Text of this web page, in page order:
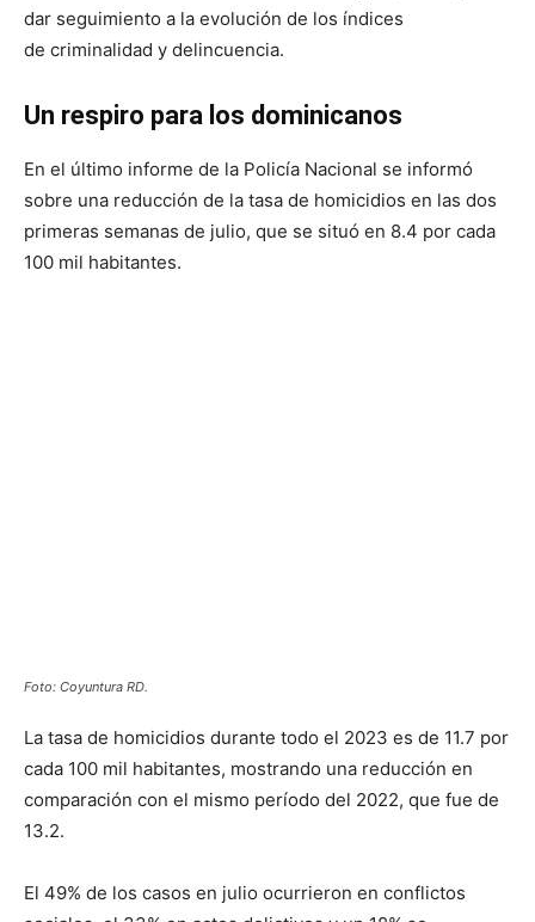
dar seguimiento a la evolución de los índices
de criminalidad y delincuencia.
Un respiro para los dominicanos
En el último informe de la Policía Nacional se informó
sobre una reducción de la tasa de homicidios en las dos
primeras semanas de julio, que se situó en 8.4 por cada
100 mil habitantes.
tiempo el problema de la criminalidad y la delincuencia, lo
que ha generado preocupación entre su población.
Según distintos estudios, la delincuencia es el principal
problema que enfrenta el país.
Foto: Listín Diario.